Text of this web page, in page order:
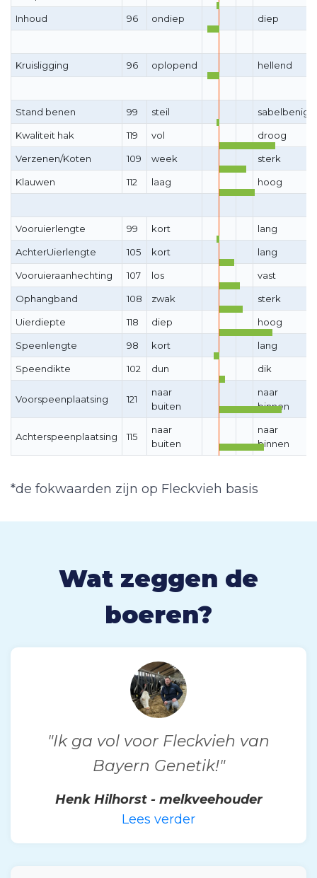
Inhoud 96 ondiep diep
Kruisligging 96 oplopend hellend
Stand benen 99 steil sabelbenig
Kwaliteit hak 119 vol droog
Verzenen/Koten 109 week sterk
Klauwen 112 laag hoog
Vooruierlengte 99 kort lang
AchterUierlengte 105 kort lang
Vooruieraanhechting 107 los vast
Ophangband 108 zwak sterk
Uierdiepte 118 diep hoog
Speenlengte 98 kort lang
Speendikte 102 dun dik
Voorspeenplaatsing 121
naar
buiten
naar
binnen
Achterspeenplaatsing 115
naar
buiten
naar
binnen
*de fokwaarden zijn op Fleckvieh basis
Wat zeggen de
boeren?
"Ik ga vol voor Fleckvieh van
Bayern Genetik!"
Henk Hilhorst - melkveehouder
Lees verder